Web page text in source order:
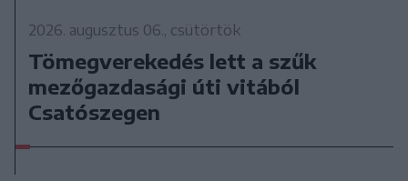
2026. augusztus 06., csütörtök
Tömegverekedés lett a szűk
mezőgazdasági úti vitából
Csatószegen